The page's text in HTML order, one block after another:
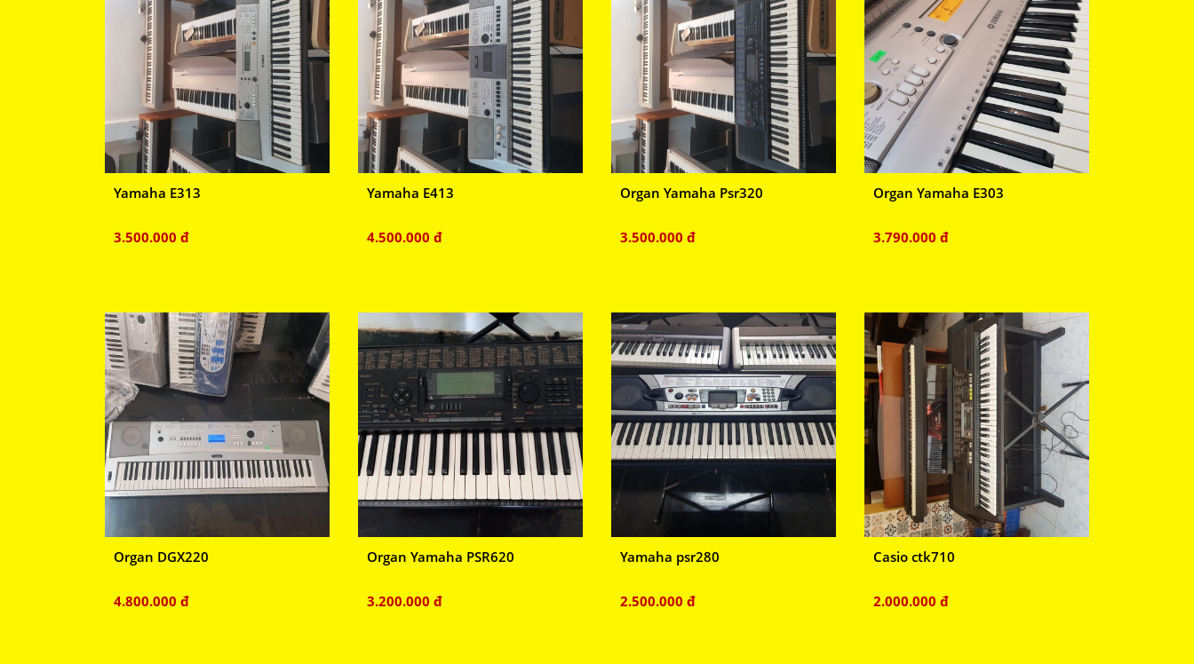
Yamaha E313
3.500.000 đ
Yamaha E413
4.500.000 đ
Organ Yamaha Psr320
3.500.000 đ
Organ Yamaha E303
3.790.000 đ
Organ DGX220
4.800.000 đ
Organ Yamaha PSR620
3.200.000 đ
Yamaha psr280
2.500.000 đ
Casio ctk710
2.000.000 đ